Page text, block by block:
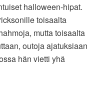
halloween-hipat.
toisaalta
mutta toisaalta
outoja ajatuksiaan
hän vietti yhä